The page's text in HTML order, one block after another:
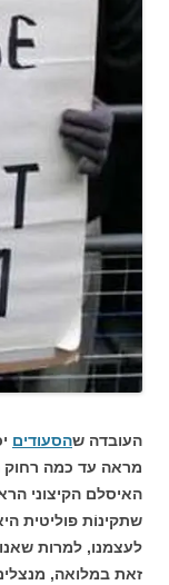
העובדה שהסעודים
מראה עד כמה רחוק
האיסלם הקיצוני
שתקינוֹת פוליטית
לעצמנו, למרות
זאת במלואה, מנצלים